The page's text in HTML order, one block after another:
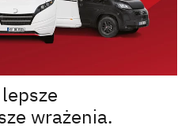
wrażenia.